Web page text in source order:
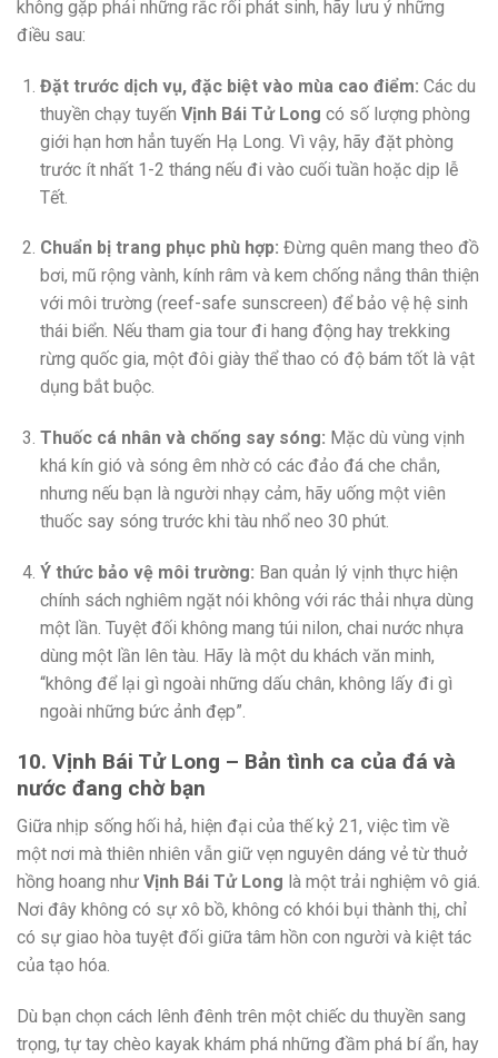
không gặp phải những rắc rối phát sinh, hãy lưu ý những
điều sau:
Đặt trước dịch vụ, đặc biệt vào mùa cao điểm: Các du
thuyền chạy tuyến Vịnh Bái Tử Long có số lượng phòng
giới hạn hơn hẳn tuyến Hạ Long. Vì vậy, hãy đặt phòng
trước ít nhất 1-2 tháng nếu đi vào cuối tuần hoặc dịp lễ
Tết.
Chuẩn bị trang phục phù hợp: Đừng quên mang theo đồ
bơi, mũ rộng vành, kính râm và kem chống nắng thân thiện
với môi trường (reef-safe sunscreen) để bảo vệ hệ sinh
thái biển. Nếu tham gia tour đi hang động hay trekking
rừng quốc gia, một đôi giày thể thao có độ bám tốt là vật
dụng bắt buộc.
Thuốc cá nhân và chống say sóng: Mặc dù vùng vịnh
khá kín gió và sóng êm nhờ có các đảo đá che chắn,
nhưng nếu bạn là người nhạy cảm, hãy uống một viên
thuốc say sóng trước khi tàu nhổ neo 30 phút.
Ý thức bảo vệ môi trường: Ban quản lý vịnh thực hiện
chính sách nghiêm ngặt nói không với rác thải nhựa dùng
một lần. Tuyệt đối không mang túi nilon, chai nước nhựa
dùng một lần lên tàu. Hãy là một du khách văn minh,
“không để lại gì ngoài những dấu chân, không lấy đi gì
ngoài những bức ảnh đẹp”.
10. Vịnh Bái Tử Long – Bản tình ca của đá và
nước đang chờ bạn
Giữa nhịp sống hối hả, hiện đại của thế kỷ 21, việc tìm về
một nơi mà thiên nhiên vẫn giữ vẹn nguyên dáng vẻ từ thuở
hồng hoang như Vịnh Bái Tử Long là một trải nghiệm vô giá.
Nơi đây không có sự xô bồ, không có khói bụi thành thị, chỉ
có sự giao hòa tuyệt đối giữa tâm hồn con người và kiệt tác
của tạo hóa.
Dù bạn chọn cách lênh đênh trên một chiếc du thuyền sang
trọng, tự tay chèo kayak khám phá những đầm phá bí ẩn, hay